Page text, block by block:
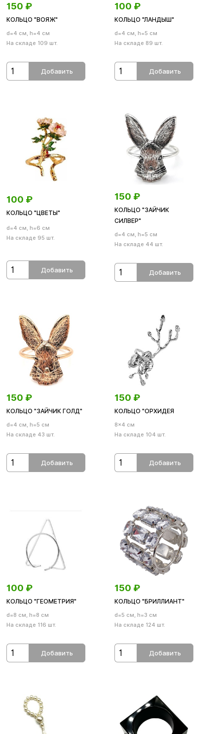
150 ₽
КОЛЬЦО "ВОЯЖ"
d=4 см, h=4 см
На складе 109 шт.
Добавить
100 ₽
КОЛЬЦО "ЛАНДЫШ"
d=4 см, h=5 см
На складе 89 шт.
Добавить
100 ₽
КОЛЬЦО "ЦВЕТЫ"
d=4 см, h=6 см
На складе 95 шт.
Добавить
150 ₽
КОЛЬЦО "ЗАЙЧИК
СИЛВЕР"
d=4 см, h=5 см
На складе 44 шт.
Добавить
150 ₽
КОЛЬЦО "ЗАЙЧИК ГОЛД"
d=4 см, h=5 см
На складе 43 шт.
Добавить
150 ₽
КОЛЬЦО "ОРХИДЕЯ
8×4 см
На складе 104 шт.
Добавить
100 ₽
КОЛЬЦО "ГЕОМЕТРИЯ"
d=8 см, h=8 см
На складе 116 шт.
Добавить
150 ₽
КОЛЬЦО "БРИЛЛИАНТ"
d=5 см, h=3 см
На складе 124 шт.
Добавить